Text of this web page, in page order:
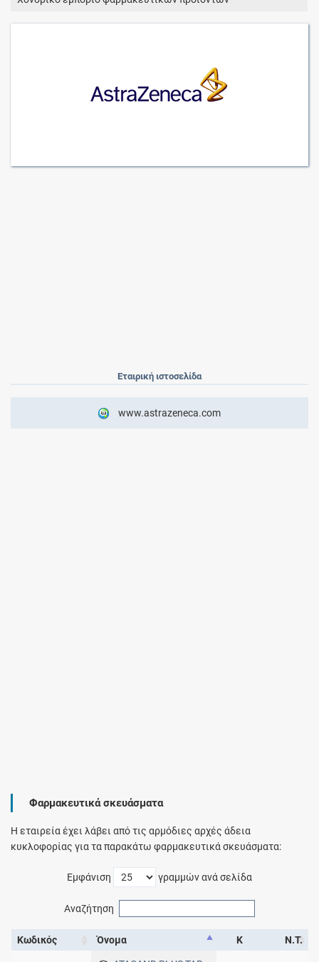
Εταιρική ιστοσελίδα
www.astrazeneca.com
Φαρμακευτικά σκευάσματα
Η εταιρεία έχει λάβει από τις αρμόδιες αρχές άδεια
κυκλοφορίας για τα παρακάτω φαρμακευτικά σκευάσματα:
Εμφάνιση γραμμών ανά σελίδα
Αναζήτηση
Κωδικός Όνομα Κ Ν.Τ.